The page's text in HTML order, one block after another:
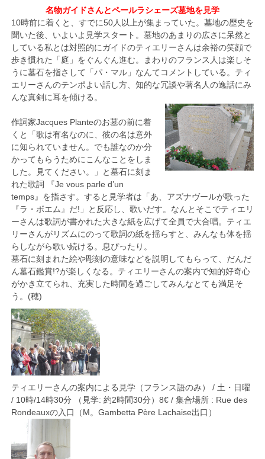
名物ガイドさんとペールラシェーズ墓地を見学
10時前に着くと、すでに50人以上が集まっていた。墓地の歴史を
聞いた後、いよいよ見学スタート。墓地のあまりの広さに呆然と
している私とは対照的にガイドのティエリーさんは余裕の笑顔で
歩き慣れた「庭」をぐんぐん進む。まわりのフランス人は楽しそ
うに墓石を指さして「パ・マル」なんてコメントしている。ティ
エリーさんのテンポよい話し方、知的な冗談や著名人の逸話にみ
んな真剣に耳を傾ける。
作詞家Jacques Planteのお墓の前に着
くと「歌は有名なのに、彼の名は意外
に知られていません。でも誰なのか分
かってもらうためにこんなことをしま
した。見てください。」と墓石に刻ま
れた歌詞 『Je vous parle d’un
temps』を指さす。すると見学者は「あ、アズナヴールが歌った
『ラ・ボエム』だ!」と反応し、歌いだす。なんとそこでティエリ
ーさんは歌詞が書かれた大きな紙を広げて全員で大合唱。ティエ
リーさんがリズムにのって歌詞の紙を揺らすと、みんなも体を揺
らしながら歌い続ける。息ぴったり。
墓石に刻まれた絵や彫刻の意味などを説明してもらって、だんだ
ん墓石鑑賞!?が楽しくなる。ティエリーさんの案内で知的好奇心
がかき立てられ、充実した時間を過ごしてみんなとても満足そ
う。(穂)
ティエリーさんの案内による見学（フランス語のみ） / 土・日曜
/ 10時/14時30分 （見学: 約2時間30分）8€ / 集合場所 : Rue des
Rondeauxの入口（M。Gambetta Père Lachaise出口）